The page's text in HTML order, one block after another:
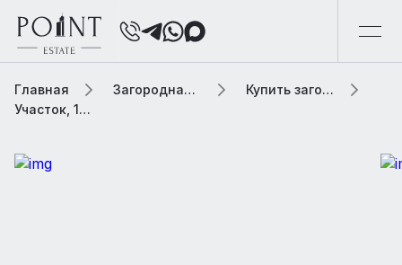
Главная Загородная элитная недвижимость
Купить загородную элитную недвижимость
Участок, 1260 сот. В населенном пункте «Лобаново»